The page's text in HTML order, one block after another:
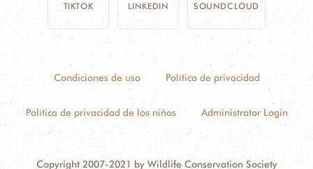
TIKTOK LINKEDIN SOUNDCLOUD
Condiciones de uso Política de privacidad
Política de privacidad de los niños Administrator Login
Copyright 2007-2021 by Wildlife Conservation Society